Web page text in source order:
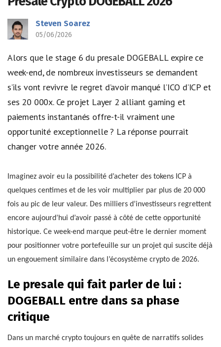
Steven Soarez
05/06/2026
Alors que le stage 6 du presale DOGEBALL expire ce
week-end, de nombreux investisseurs se demandent
s’ils vont revivre le regret d’avoir manqué l’ICO d’ICP et
ses 20 000x. Ce projet Layer 2 alliant gaming et
paiements instantanés offre-t-il vraiment une
opportunité exceptionnelle ? La réponse pourrait
changer votre année 2026.
Imaginez avoir eu la possibilité d’acheter des tokens ICP à
quelques centimes et de les voir multiplier par plus de 20 000
fois au pic de leur valeur. Des milliers d’investisseurs regrettent
encore aujourd’hui d’avoir passé à côté de cette opportunité
historique. Ce week-end marque peut-être le dernier moment
pour positionner votre portefeuille sur un projet qui suscite déjà
un engouement similaire dans l’écosystème crypto de 2026.
Le presale qui fait parler de lui :
DOGEBALL entre dans sa phase
critique
Dans un marché crypto toujours en quête de narratifs solides